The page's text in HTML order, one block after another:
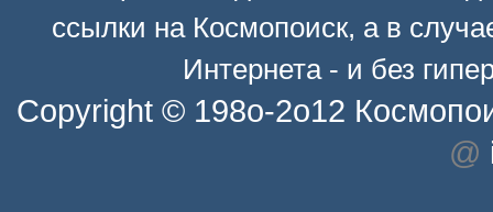
ссылки на Космопоиск, а в
Интернета - и без
Copyright © 198o-2o12
@